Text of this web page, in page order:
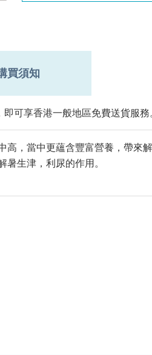
買須知
可享香港一般地區免費送貨服
，當中更蘊含豐富營養，帶來
生津，利尿的作用。